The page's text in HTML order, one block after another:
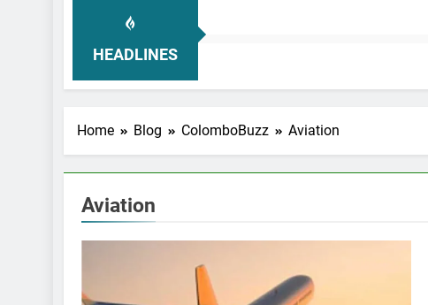
HEADLINES
Home Blog ColomboBuzz Aviation
Aviation